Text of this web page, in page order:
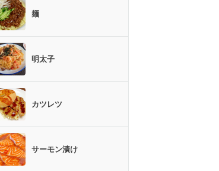
麺
明太子
カツレツ
サーモン漬け